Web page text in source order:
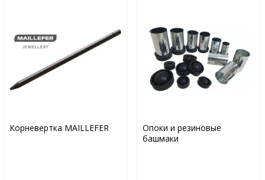
Корневертка MAILLEFER
Опоки и резиновые
башмаки